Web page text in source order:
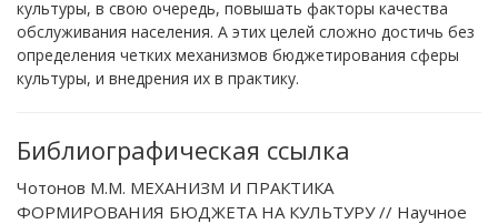
культуры, в свою очередь, повышать факторы качества
обслуживания населения. А этих целей сложно достичь без
определения четких механизмов бюджетирования сферы
культуры, и внедрения их в практику.
Библиографическая ссылка
Чотонов М.М. МЕХАНИЗМ И ПРАКТИКА
ФОРМИРОВАНИЯ БЮДЖЕТА НА КУЛЬТУРУ // Научное